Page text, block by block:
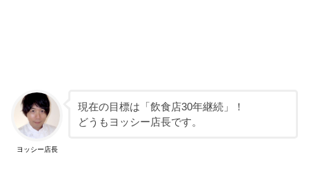
ヨッシー店長
現在の目標は「飲食店30年継続」！
どうもヨッシー店長です。